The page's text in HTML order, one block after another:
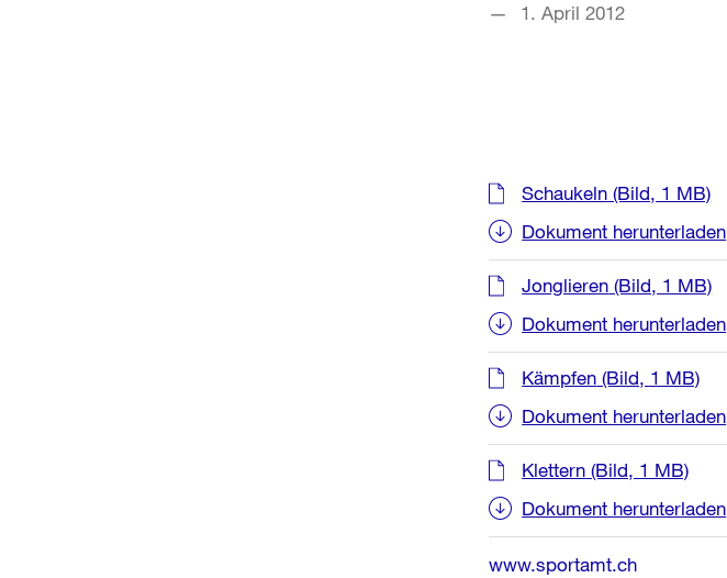
1. April 2012
Weitere
Informationen
Schaukeln (Bild, 1 MB)
Dokument herunterladen
Jonglieren (Bild, 1 MB)
Dokument herunterladen
Kämpfen (Bild, 1 MB)
Dokument herunterladen
Klettern (Bild, 1 MB)
Dokument herunterladen
www.sportamt.ch